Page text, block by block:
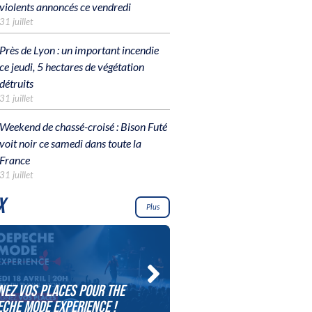
violents annoncés ce vendredi
31 juillet
Près de Lyon : un important incendie
ce jeudi, 5 hectares de végétation
détruits
31 juillet
Weekend de chassé-croisé : Bison Futé
voit noir ce samedi dans toute la
France
31 juillet
Plus
vos places pour The
MODE EXPERIENCE !